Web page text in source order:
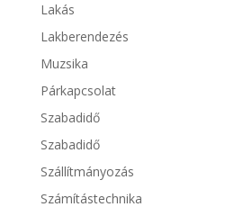
Lakás
Lakberendezés
Muzsika
Párkapcsolat
Szabadidő
Szabadidő
Szállítmányozás
Számítástechnika